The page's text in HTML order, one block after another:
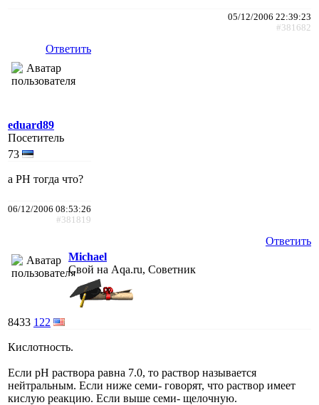
05/12/2006 22:39:23
#381682
Ответить
eduard89
Посетитель
73
а PH тогда что?
06/12/2006 08:53:26
#381819
Ответить
Michael
Свой на Aqa.ru, Советник
8433 122
Кислотность.
Если рН раствора равна 7.0, то раствор называется
нейтральным. Если ниже семи- говорят, что раствор имеет
кислую реакцию. Если выше семи- щелочную.